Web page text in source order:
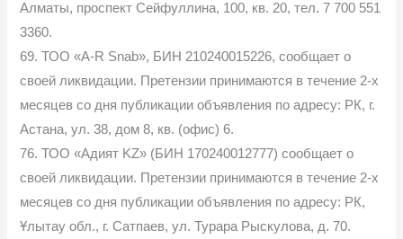
Алматы, проспект Сейфуллина, 100, кв. 20, тел. 7 700 551
3360.
69. ТОО «A-R Snab», БИН 210240015226, сообщает о
своей ликвидации. Претензии принимаются в течение 2-х
месяцев со дня публикации объявления по адресу: РК, г.
Астана, ул. 38, дом 8, кв. (офис) 6.
76. ТОО «Адият KZ» (БИН 170240012777) сообщает о
своей ликвидации. Претензии принимаются в течение 2-х
месяцев со дня публикации объявления по адресу: РК,
Ұлытау обл., г. Сатпаев, ул. Турара Рыскулова, д. 70.